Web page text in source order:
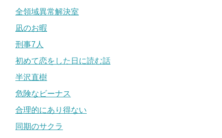
全領域異常解決室
凪のお暇
刑事7人
初めて恋をした日に読む話
半沢直樹
危険なビーナス
合理的にあり得ない
同期のサクラ